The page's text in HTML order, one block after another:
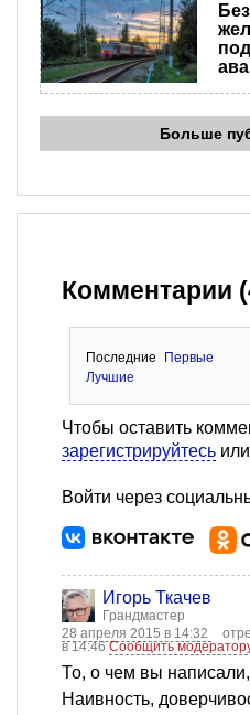
Больше
Комментарии
Последние
Первые
Лучшие
Чтобы оставить
зарегистрируйтесь или
Войти через
Игорь Ткачев
Грандмастер
28 апреля 2015 в 14:32
в 14:46Сообщить
То, о чем вы написали,
Наивность,